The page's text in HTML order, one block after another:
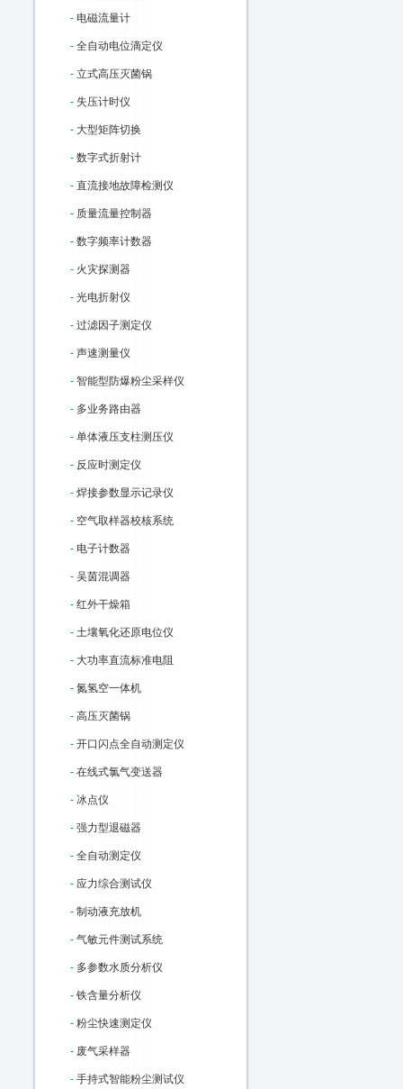
- 电磁流量计
- 全自动电位滴定仪
- 立式高压灭菌锅
- 失压计时仪
- 大型矩阵切换
- 数字式折射计
- 直流接地故障检测仪
- 质量流量控制器
- 数字频率计数器
- 火灾探测器
- 光电折射仪
- 过滤因子测定仪
- 声速测量仪
- 智能型防爆粉尘采样仪
- 多业务路由器
- 单体液压支柱测压仪
- 反应时测定仪
- 焊接参数显示记录仪
- 空气取样器校核系统
- 电子计数器
- 吴茵混调器
- 红外干燥箱
- 土壤氧化还原电位仪
- 大功率直流标准电阻
- 氮氢空一体机
- 高压灭菌锅
- 开口闪点全自动测定仪
- 在线式氯气变送器
- 冰点仪
- 强力型退磁器
- 全自动测定仪
- 应力综合测试仪
- 制动液充放机
- 气敏元件测试系统
- 多参数水质分析仪
- 铁含量分析仪
- 粉尘快速测定仪
- 废气采样器
- 手持式智能粉尘测试仪